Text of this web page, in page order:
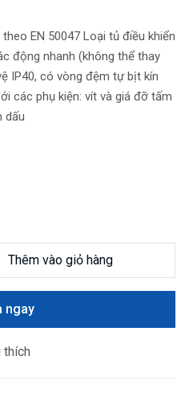
EN 50047 Loại tủ điều khiển
động nhanh (không thể thay
IP40, có vòng đệm tự bịt kín
các phụ kiện: vít và giá đỡ tấm
dấu
Thêm vào giỏ hàng
ngay
thích